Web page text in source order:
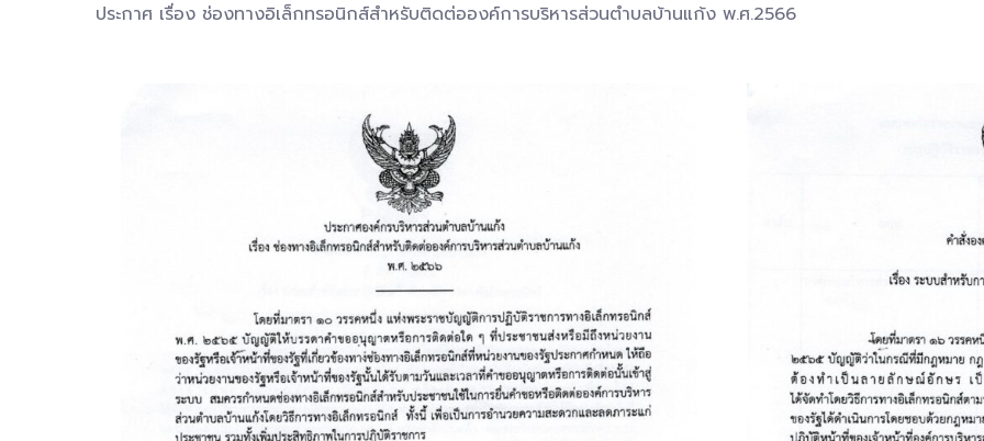
ประกาศ เรื่อง ช่องทางอิเล็กทรอนิกส์สำหรับติดต่อองค์การบริหารส่วนตำบลบ้านแก้ง พ.ศ.2566